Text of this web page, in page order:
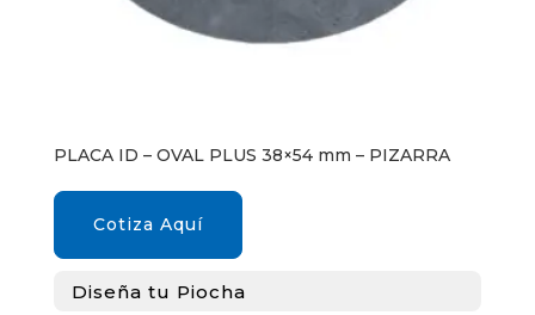
PLACA ID – OVAL PLUS 38×54 mm – PIZARRA
Cotiza Aquí
Diseña tu Piocha